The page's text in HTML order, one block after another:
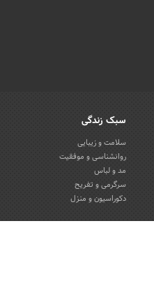
سبک زندگی
سلامت و زیبایی
روانشناسی و موفقیت
مد و لباس
سرگرمی و تفریح
دکوراسیون و منزل